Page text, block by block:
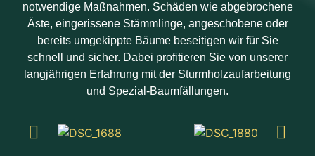
notwendige Maßnahmen. Schäden wie abgebrochene
Äste, eingerissene Stämmlinge, angeschobene oder
bereits umgekippte Bäume beseitigen wir für Sie
schnell und sicher. Dabei profitieren Sie von unserer
langjährigen Erfahrung mit der Sturmholzaufarbeitung
und Spezial-Baumfällungen.